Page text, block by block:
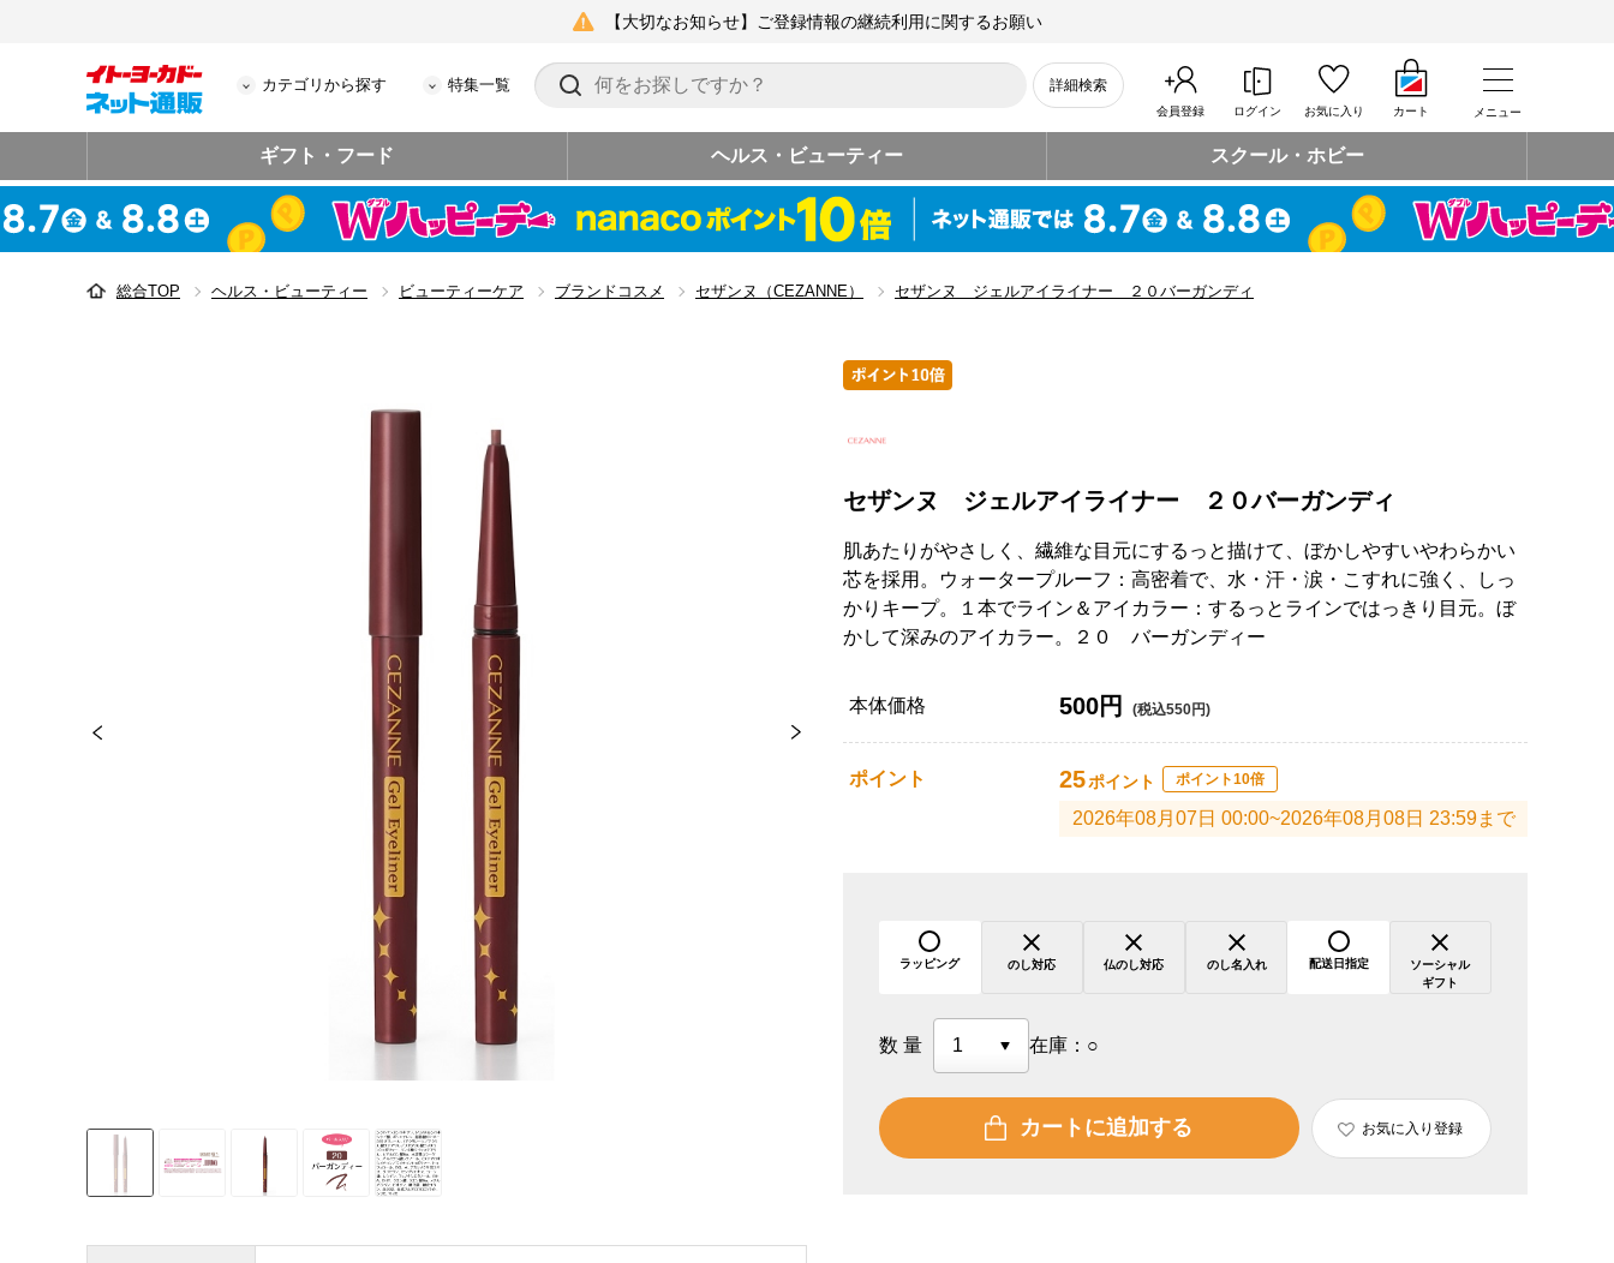
【大切なお知らせ】ご登録情報の継続利用に関するお願い
カテゴリから探す 特集一覧 詳細検索
会員登録 ログイン お気に入り カート メニュー
ギフト・フード ヘルス・ビューティー スクール・ホビー
総合TOP ヘルス・ビューティー ビューティーケア ブランドコスメ セザンヌ（CEZANNE） セザンヌ ジェルアイライナー ２０バーガンディ
セザンヌ ジェルアイライナー ２０バーガンディ
肌あたりがやさしく、繊維な目元にするっと描けて、ぼかしやすいやわらかい
芯を採用。ウォータープルーフ：高密着で、水・汗・涙・こすれに強く、しっ
かりキープ。１本でライン＆アイカラー：するっとラインではっきり目元。ぼ
かして深みのアイカラー。２０ バーガンディー
本体価格 500円 (税込550円)
ポイント 25ポイント ポイント10倍
2026年08月07日 00:00~2026年08月08日 23:59まで
ラッピング のし対応 仏のし対応 のし名入れ 配送日指定
ソーシャル
ギフト
数量 在庫： ○
カートに追加する お気に入り登録